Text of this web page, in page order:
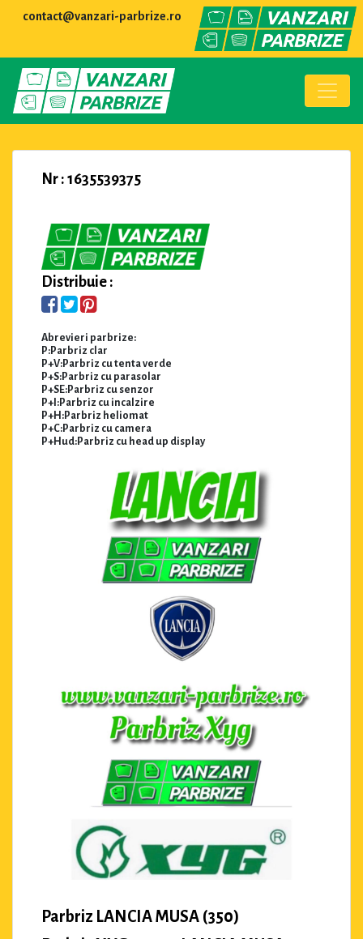
contact@vanzari-parbrize.ro
Nr : 1635539375
Distribuie :
Abrevieri parbrize:
P:Parbriz clar
P+V:Parbriz cu tenta verde
P+S:Parbriz cu parasolar
P+SE:Parbriz cu senzor
P+I:Parbriz cu incalzire
P+H:Parbriz heliomat
P+C:Parbriz cu camera
P+Hud:Parbriz cu head up display
Parbriz LANCIA MUSA (350)